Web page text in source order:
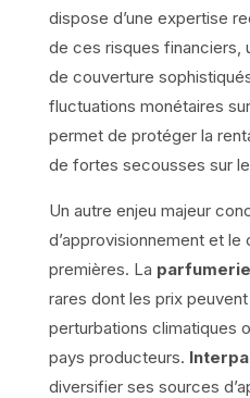
dispose d’une expertise
de ces risques financiers,
de couverture
fluctuations monétaires
permet de protéger la
de fortes secousses sur le
Un autre enjeu majeur
d’approvisionnement et
premières. La parfumerie
rares dont les prix
perturbations climatiques
pays producteurs.
diversifier ses sources